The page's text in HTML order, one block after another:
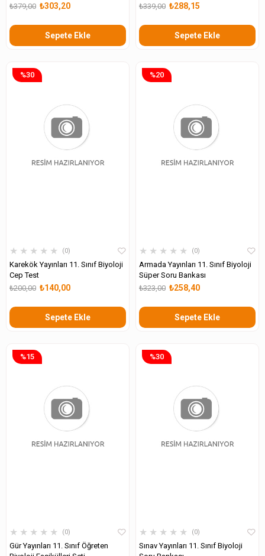
₺303,20
₺379,00
Sepete Ekle
₺288,15
₺339,00
Sepete Ekle
★ ★ ★ ★ ★ 0
Karekök Yayınları 11. Sınıf Biyoloji
Cep Test
₺140,00
₺200,00
Sepete Ekle
%30
★ ★ ★ ★ ★ 0
Armada Yayınları 11. Sınıf Biyoloji
Süper Soru Bankası
₺258,40
₺323,00
Sepete Ekle
%20
★ ★ ★ ★ ★ 0
Gür Yayınları 11. Sınıf Öğreten
%15
★ ★ ★ ★ ★ 0
Sınav Yayınları 11. Sınıf Biyoloji
%30